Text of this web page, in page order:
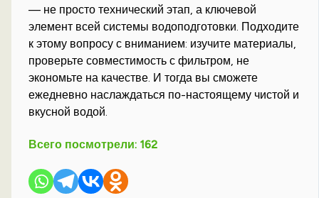
— не просто технический этап, а ключевой
элемент всей системы водоподготовки. Подходите
к этому вопросу с вниманием: изучите материалы,
проверьте совместимость с фильтром, не
экономьте на качестве. И тогда вы сможете
ежедневно наслаждаться по-настоящему чистой и
вкусной водой.
Всего посмотрели: 162